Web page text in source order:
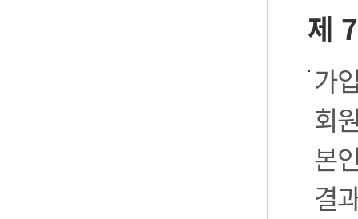
제
가
회
본
결